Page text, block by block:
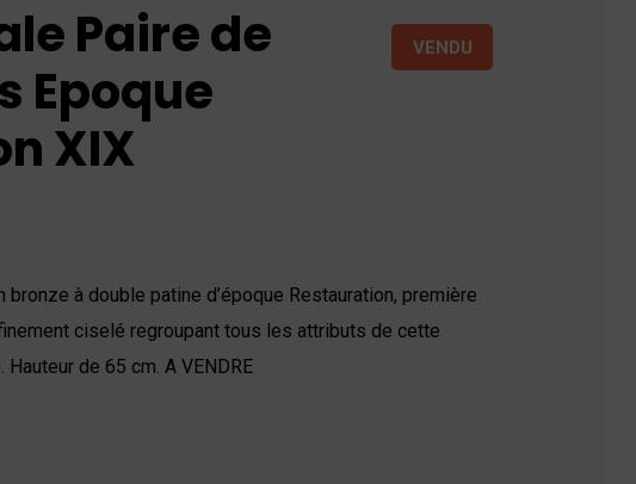
VENDU
Paire de
Epoque
XIX
bronze à double patine d’époque Restauration, première
ciselé regroupant tous les attributs de cette
de 65 cm. A VENDRE